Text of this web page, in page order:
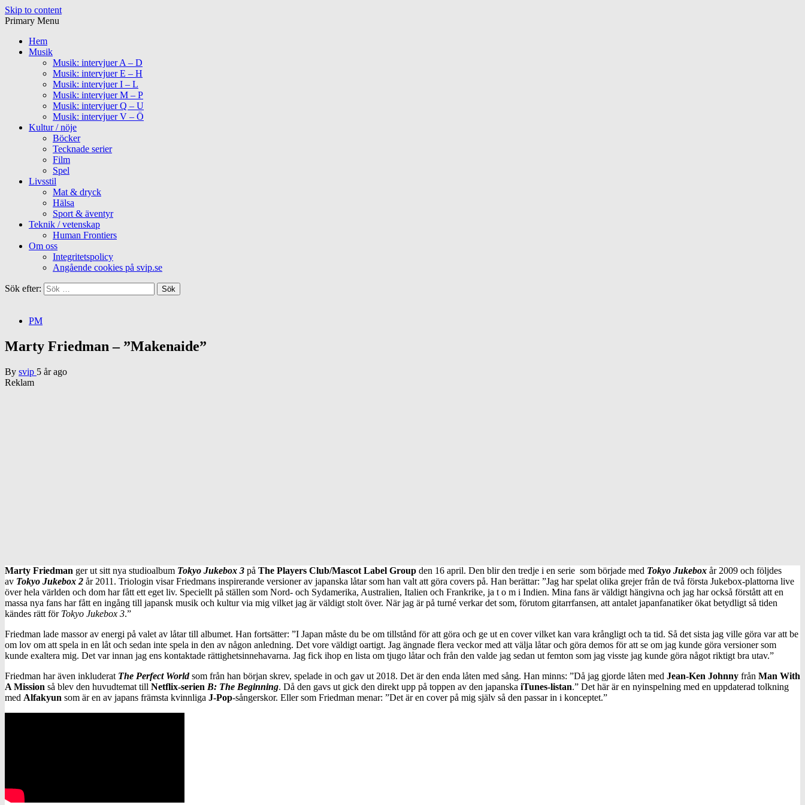
Skip to content
Primary Menu
Hem
Musik
Musik: intervjuer A – D
Musik: intervjuer E – H
Musik: intervjuer I – L
Musik: intervjuer M – P
Musik: intervjuer Q – U
Musik: intervjuer V – Ö
Kultur / nöje
Böcker
Tecknade serier
Film
Spel
Livsstil
Mat & dryck
Hälsa
Sport & äventyr
Teknik / vetenskap
Human Frontiers
Om oss
Integritetspolicy
Angående cookies på svip.se
Sök efter:
PM
Marty Friedman – ”Makenaide”
By svip 5 år ago
Reklam
Marty Friedman ger ut sitt nya studioalbum Tokyo Jukebox 3 på The Players Club/Mascot Label Group den 16 april. Den blir den tredje i en serie som började med Tokyo Jukebox år 2009 och följdes
av Tokyo Jukebox 2 år 2011. Triologin visar Friedmans inspirerande versioner av japanska låtar som han valt att göra covers på. Han berättar: ”Jag har spelat olika grejer från de två första Jukebox-plattorna live
över hela världen och dom har fått ett eget liv. Speciellt på ställen som Nord- och Sydamerika, Australien, Italien och Frankrike, ja t o m i Indien. Mina fans är väldigt hängivna och jag har också förstått att en
massa nya fans har fått en ingång till japansk musik och kultur via mig vilket jag är väldigt stolt över. När jag är på turné verkar det som, förutom gitarrfansen, att antalet japanfanatiker ökat betydligt så tiden
kändes rätt för Tokyo Jukebox 3.”
Friedman lade massor av energi på valet av låtar till albumet. Han fortsätter: ”I Japan måste du be om tillstånd för att göra och ge ut en cover vilket kan vara krångligt och ta tid. Så det sista jag ville göra var att be
om lov om att spela in en låt och sedan inte spela in den av någon anledning. Det vore väldigt oartigt. Jag ängnade flera veckor med att välja låtar och göra demos för att se om jag kunde göra versioner som
kunde exaltera mig. Det var innan jag ens kontaktade rättighetsinnehavarna. Jag fick ihop en lista om tjugo låtar och från den valde jag sedan ut femton som jag visste jag kunde göra något riktigt bra utav.”
Friedman har även inkluderat The Perfect Worldsom från han början skrev, spelade in och gav ut 2018. Det är den enda låten med sång. Han minns: ”Då jag gjorde låten med Jean-Ken Johnny från Man With
A Mission så blev den huvudtemat till Netflix-serien B: The Beginning. Då den gavs ut gick den direkt upp på toppen av den japanska iTunes-listan.” Det här är en nyinspelning med en uppdaterad tolkning
med Alfakyun som är en av japans främsta kvinnliga J-Pop-sångerskor. Eller som Friedman menar: ”Det är en cover på mig själv så den passar in i konceptet.”